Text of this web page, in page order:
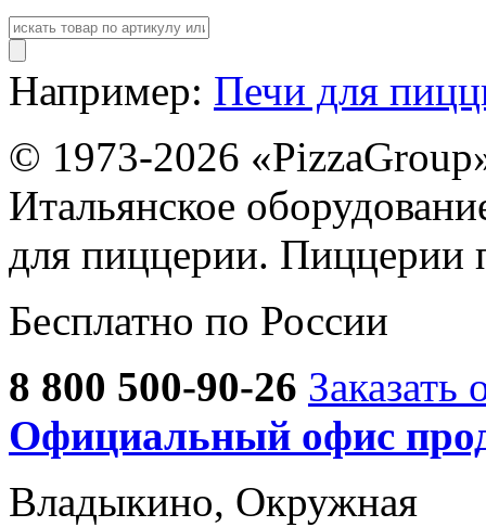
Например: Печи для
© 1973-2026
Итальянское
для пиццерии. Пиццерии
Бесплатно по России
8 800 500-90-26 Заказать
Официальный офис
Владыкино, Окружная